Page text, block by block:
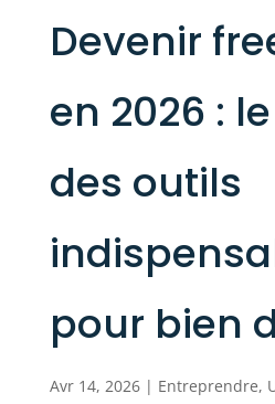
Devenir
en 2026 :
des outils
pour bien
Avr 14, 2026| Entreprendre,